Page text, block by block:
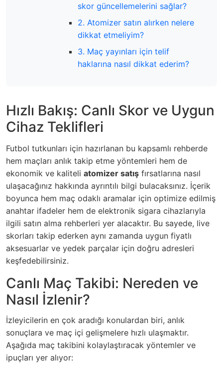
skor güncellemelerini sağlar?
2. Atomizer satın alırken nelere
dikkat etmeliyim?
3. Maç yayınları için telif
haklarına nasıl dikkat ederim?
Hızlı Bakış: Canlı Skor ve Uygun
Cihaz Teklifleri
Futbol tutkunları için hazırlanan bu kapsamlı rehberde
hem maçları anlık takip etme yöntemleri hem de
ekonomik ve kaliteli atomizer satış fırsatlarına nasıl
ulaşacağınız hakkında ayrıntılı bilgi bulacaksınız. İçerik
boyunca hem maç odaklı aramalar için optimize edilmiş
anahtar ifadeler hem de elektronik sigara cihazlarıyla
ilgili satın alma rehberleri yer alacaktır. Bu sayede, live
skorları takip ederken aynı zamanda uygun fiyatlı
aksesuarlar ve yedek parçalar için doğru adresleri
keşfedebilirsiniz.
Canlı Maç Takibi: Nereden ve
Nasıl İzlenir?
İzleyicilerin en çok aradığı konulardan biri, anlık
sonuçlara ve maç içi gelişmelere hızlı ulaşmaktır.
Aşağıda maç takibini kolaylaştıracak yöntemler ve
ipuçları yer alıyor: